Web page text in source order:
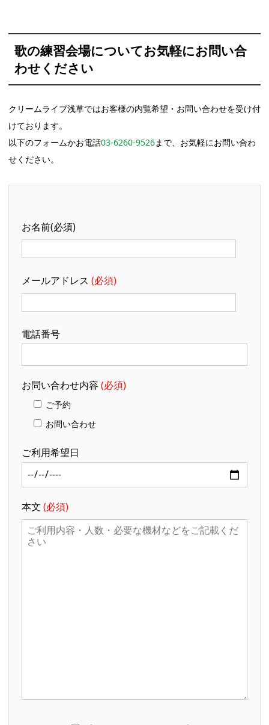
歌の練習会場についてお気軽にお問い合
わせください
クリームライブ浅草ではお客様の内覧希望・お問い合わせを受け付
けております。
以下のフォームかお電話03-6260-9526まで、お気軽にお問い合わ
せください。
お名前(必須)
メールアドレス (必須)
電話番号
お問い合わせ内容 (必須)
ご予約
お問い合わせ
ご利用希望日
本文 (必須)